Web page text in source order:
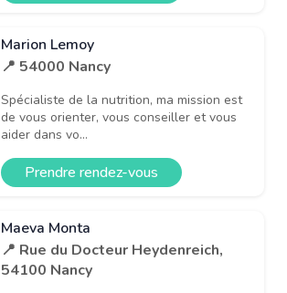
Marion Lemoy
📍 54000 Nancy
Spécialiste de la nutrition, ma mission est
de vous orienter, vous conseiller et vous
aider dans vo...
Prendre rendez-vous
Maeva Monta
📍 Rue du Docteur Heydenreich,
54100 Nancy